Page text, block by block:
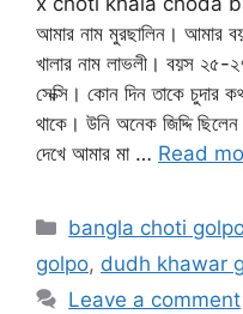
আমার নাম মুরছালিন। আমার
খালার নাম লাভলী। বয়স ২৫-
সেক্সি। কোন দিন তাকে চুদার
থাকে। উনি অনেক জিদ্দি
দেখে আমার মা … Read
Categories
bangla choti
golpo, dudh khawar
Leave a comment